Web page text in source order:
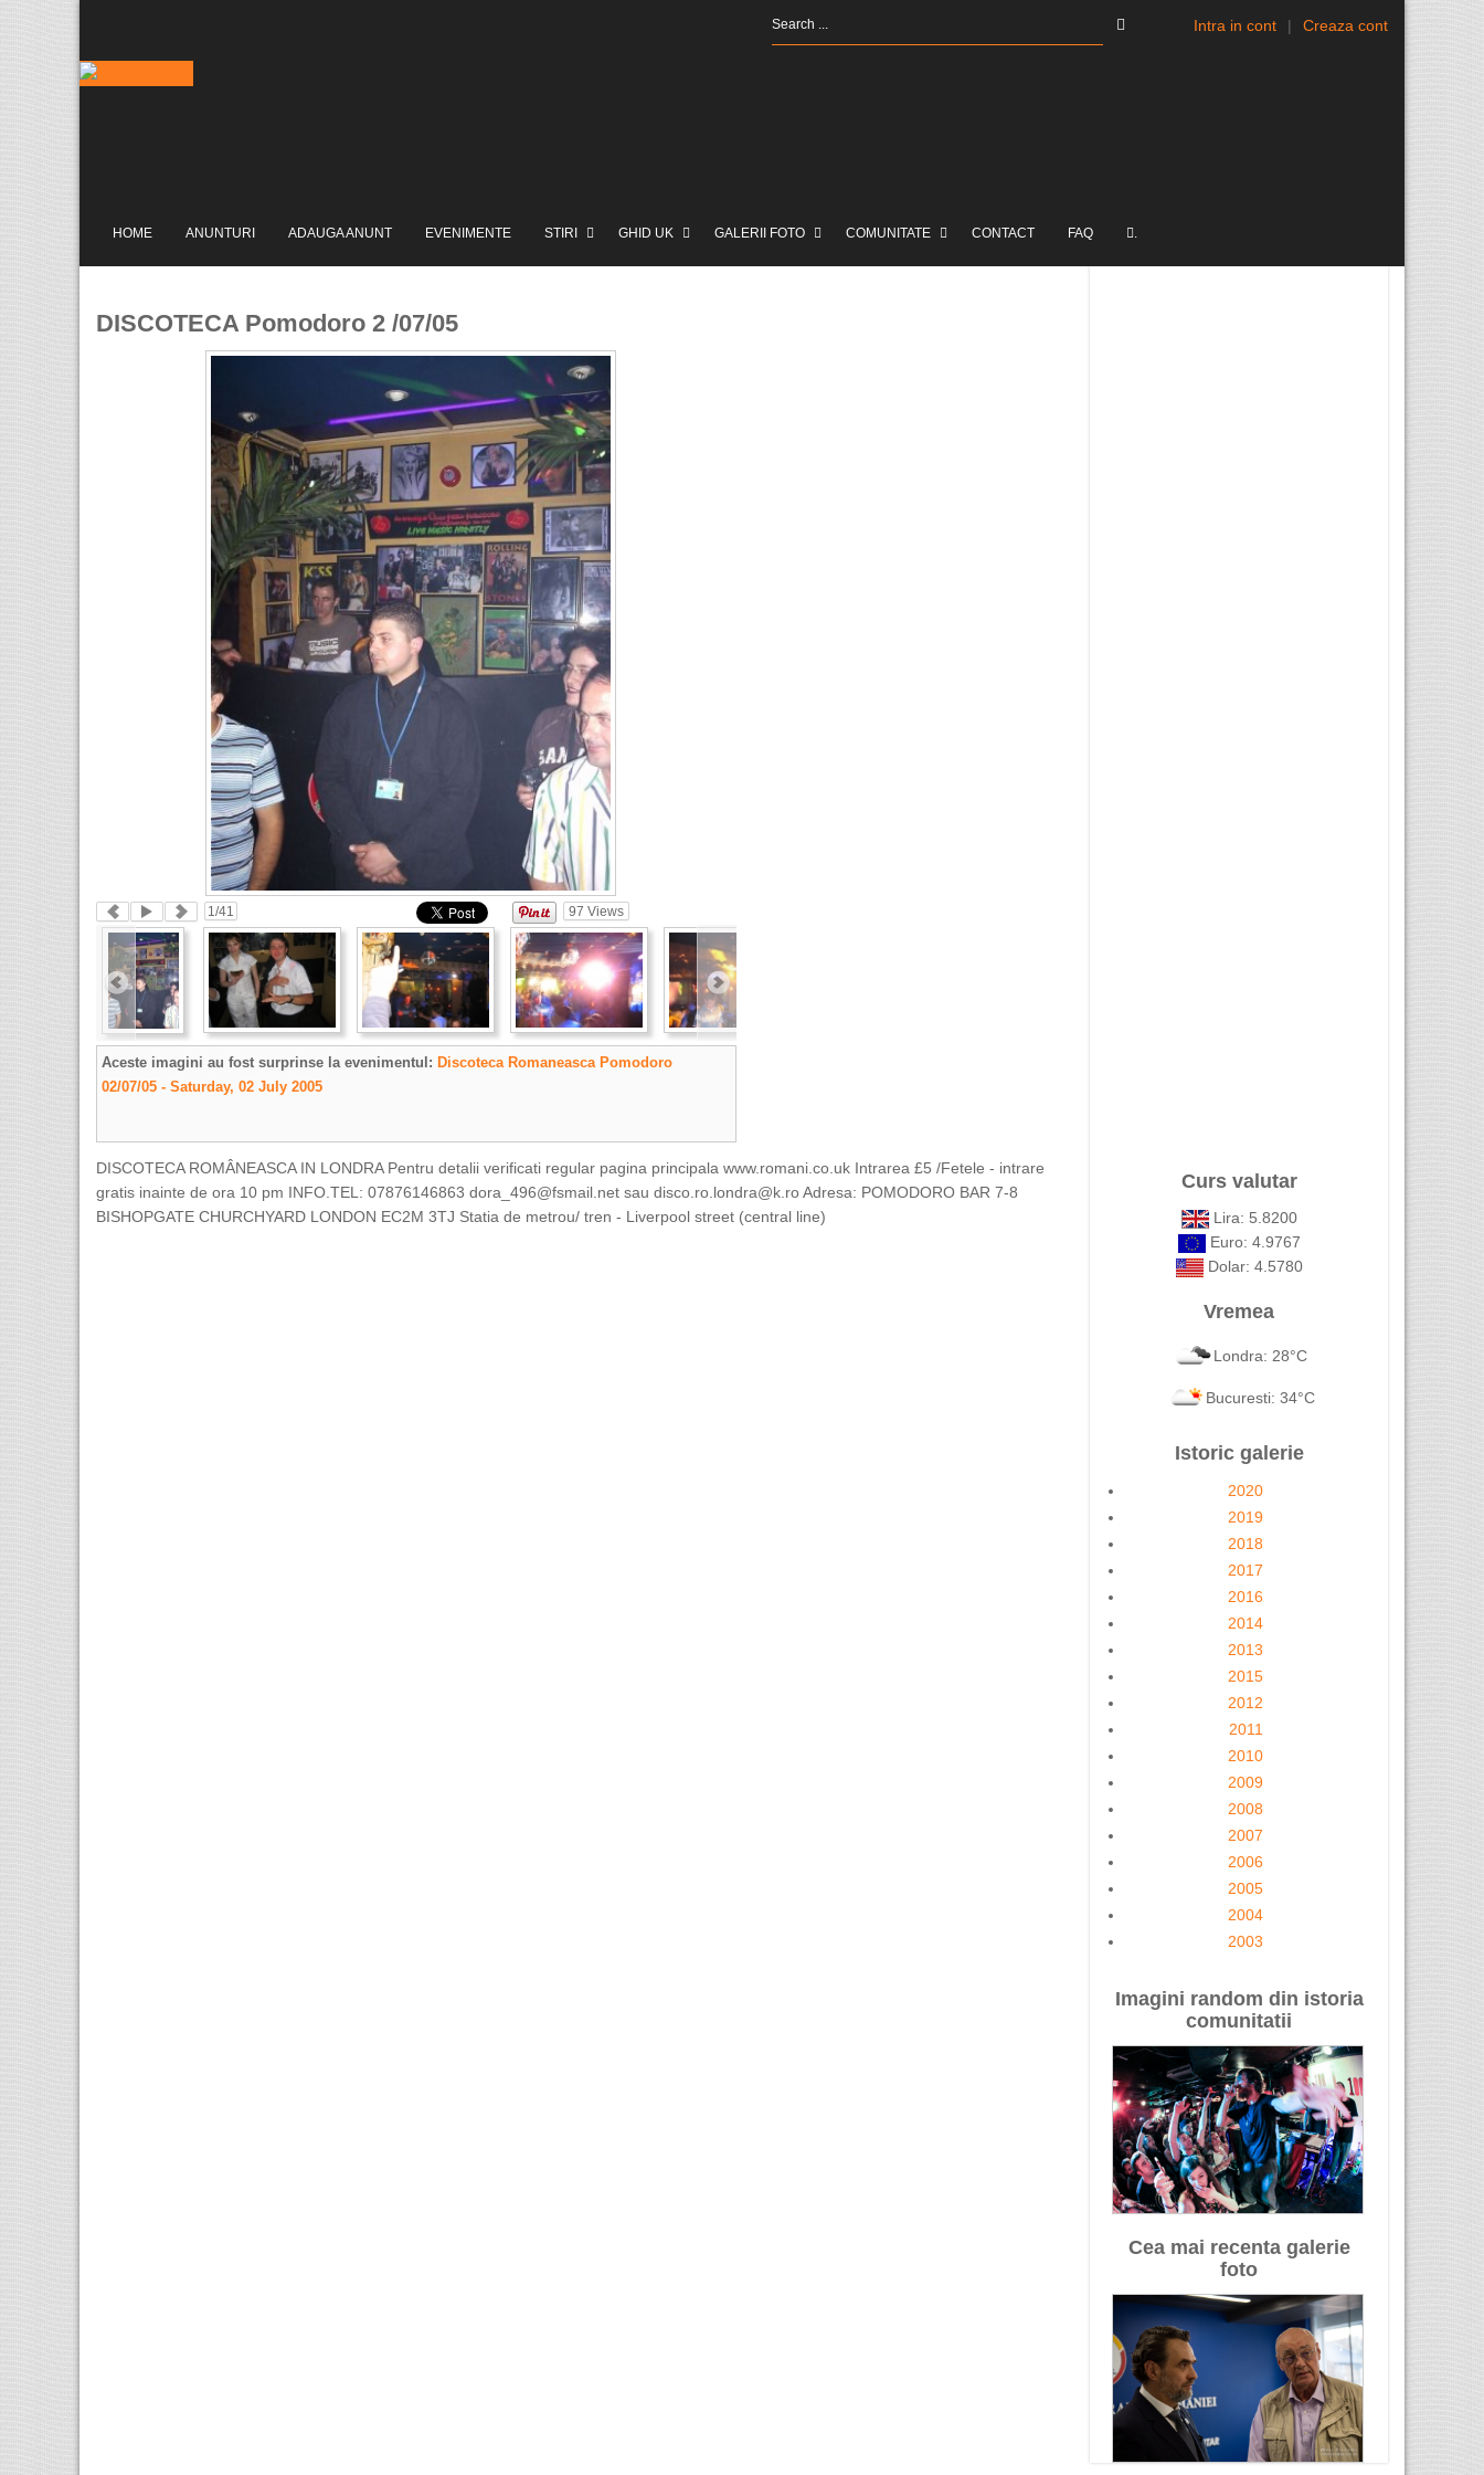
Intra in cont | Creaza cont
HOME ANUNTURI ADAUGA ANUNT EVENIMENTE STIRI GHID UK GALERII FOTO COMUNITATE CONTACT FAQ .
DISCOTECA Pomodoro 2 /07/05
1/41 97 Views
Aceste imagini au fost surprinse la evenimentul: Discoteca Romaneasca Pomodoro
02/07/05 - Saturday, 02 July 2005
DISCOTECA ROMÂNEASCA IN LONDRA Pentru detalii verificati regular pagina principala www.romani.co.uk Intrarea £5 /Fetele - intrare
gratis inainte de ora 10 pm INFO.TEL: 07876146863 dora_496@fsmail.net sau disco.ro.londra@k.roAdresa: POMODORO BAR 7-8
BISHOPGATE CHURCHYARD LONDON EC2M 3TJ Statia de metrou/ tren - Liverpool street (central line)
Curs valutar
Lira: 5.8200
Euro: 4.9767
Dolar: 4.5780
Vremea
Londra: 28°C
Bucuresti: 34°C
Istoric galerie
2020
2019
2018
2017
2016
2014
2013
2015
2012
2011
2010
2009
2008
2007
2006
2005
2004
2003
Imagini random din istoria
comunitatii
Cea mai recenta galerie
foto